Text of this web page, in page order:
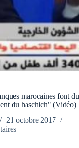
marocaines font du
du haschich" (Vidéo)
21 octobre 2017